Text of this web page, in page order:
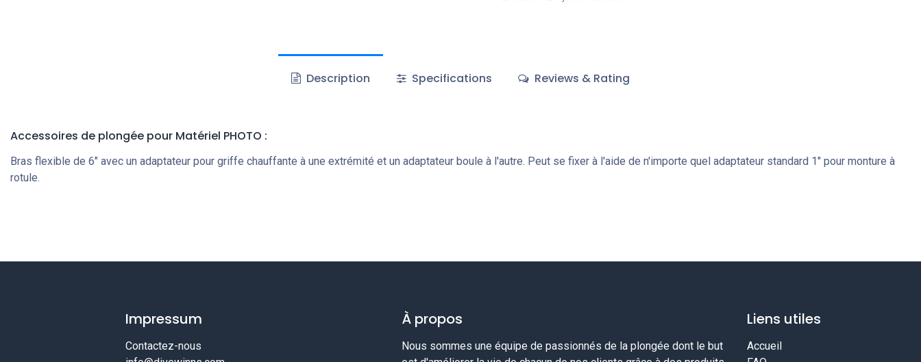
Description Specifications Reviews & Rating
Accessoires de plongée pour Matériel PHOTO :
Bras flexible de 6″ avec un adaptateur pour griffe chauffante à une extrémité et un adaptateur boule à l'autre. Peut se fixer à l'aide de n'importe quel adaptateur standard 1″ pour monture à
rotule.
Impressum
Contactez-nous
À propos
Nous sommes une équipe de passionnés de la plongée dont le but
Liens utiles
Accueil